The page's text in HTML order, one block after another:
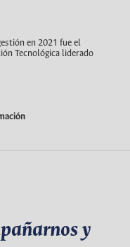
en 2021 fue el
Tecnológica liderado
y